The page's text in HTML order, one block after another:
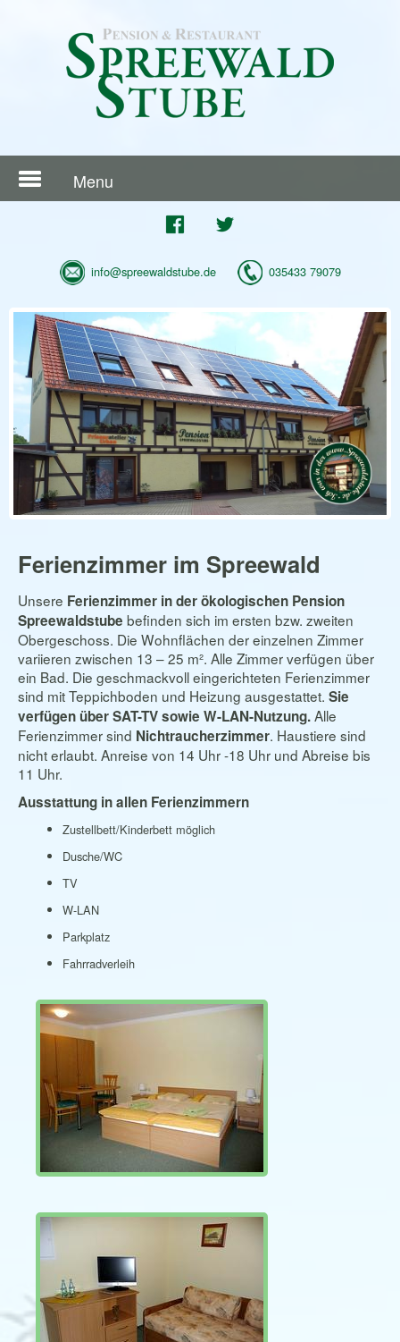
Menu
info@spreewaldstube.de 035433 79079
Ferienzimmer im Spreewald
Unsere Ferienzimmer in der ökologischen Pension
Spreewaldstube befinden sich im ersten bzw. zweiten
Obergeschoss. Die Wohnflächen der einzelnen Zimmer
variieren zwischen 13 – 25 m². Alle Zimmer verfügen über
ein Bad. Die geschmackvoll eingerichteten Ferienzimmer
sind mit Teppichboden und Heizung ausgestattet. Sie
verfügen über SAT-TV sowie W-LAN-Nutzung.Alle
Ferienzimmer sind Nichtraucherzimmer. Haustiere sind
nicht erlaubt. Anreise von 14 Uhr -18 Uhr und Abreise bis
11 Uhr.
Ausstattung in allen Ferienzimmern
Zustellbett/Kinderbett möglich
Dusche/WC
TV
W-LAN
Parkplatz
Fahrradverleih